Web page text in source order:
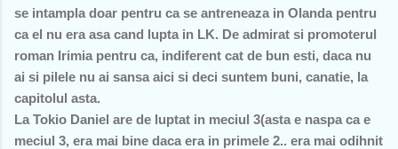
se intampla doar pentru ca se antreneaza in Olanda pentru
ca el nu era asa cand lupta in LK. De admirat si promoterul
roman Irimia pentru ca, indiferent cat de bun esti, daca nu
ai si pilele nu ai sansa aici si deci suntem buni, canatie, la
capitolul asta.
La Tokio Daniel are de luptat in meciul 3(asta e naspa ca e
meciul 3, era mai bine daca era in primele 2.. era mai odihnit